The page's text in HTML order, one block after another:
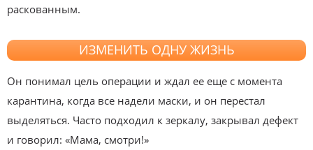
раскованным.
ИЗМЕНИТЬ ОДНУ ЖИЗНЬ
Он понимал цель операции и ждал ее еще с момента
карантина, когда все надели маски, и он перестал
выделяться. Часто подходил к зеркалу, закрывал дефект
и говорил: «Мама, смотри!»